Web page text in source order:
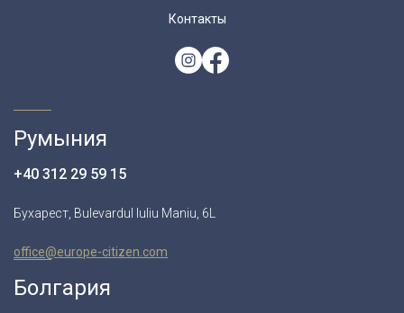
Контакты
Румыния
+40 312 29 59 15
Бухарест, Bulevardul Iuliu Maniu, 6L
office@europe-citizen.com
Болгария